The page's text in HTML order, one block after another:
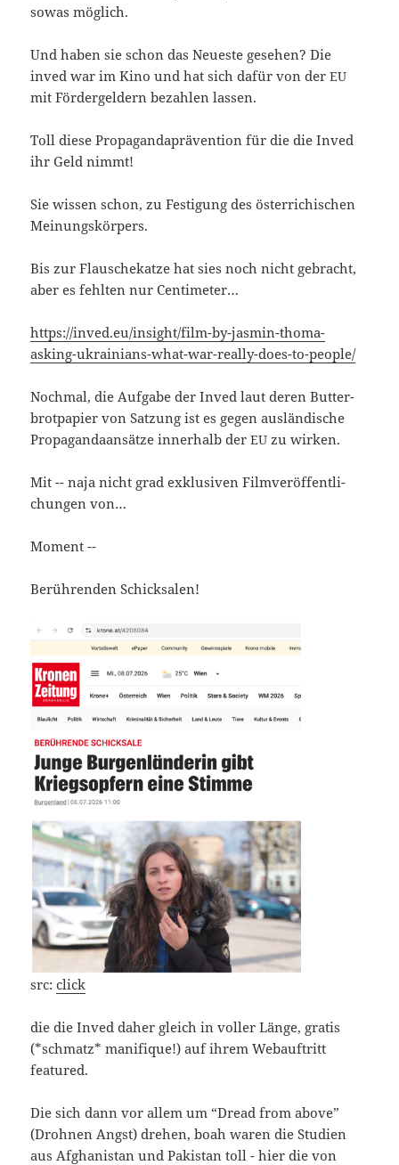
sowas möglich.
Und haben sie schon das Neu­es­te gese­hen? Die
inved war im Kino und hat sich dafür von derEU
mit För­der­gel­dern bezah­len lassen.
Toll die­se Pro­pa­gan­da­prä­ven­ti­on für die die Inved
ihr Geld nimmt!
Sie wis­sen schon, zu Fes­ti­gung des öster­ri­chi­schen
Meinungskörpers.
Bis zur Flau­sche­kat­ze hat sies noch nicht gebracht,
aber es fehl­ten nur Centimeter…
https://inved.eu/insight/film-by-jasmin-thoma-
asking-ukrainians-what-war-really-does-to-people/
Noch­mal, die Auf­ga­be der Inved laut deren But­ter­
brot­pa­pier von Sat­zung ist es gegen aus­län­di­sche
Pro­pa­gan­da­an­sät­ze inner­halb derEU zu wirken.
Mit -- naja nicht grad exklu­si­ven Film­ver­öf­fent­li­
chun­gen von…
Moment --
Berüh­ren­den Schicksalen!
src:click
die die Inved daher gleich in vol­ler Län­ge, gra­tis
(*schmatz* mani­fi­que!) auf ihrem Web­auf­tritt
featured.
Die sich dann vor allem um “Dread from abo­ve”
(Droh­nen Angst) dre­hen, boah waren die Stu­di­en
aus Afgha­ni­stan und Paki­stan toll - hier die von